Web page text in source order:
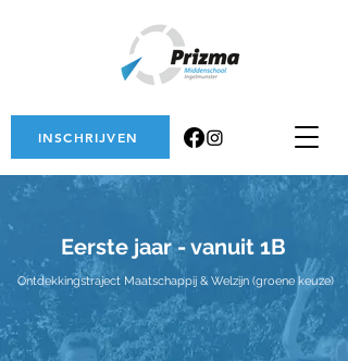
INSCHRIJVEN
Eerste jaar - vanuit 1B
Ontdekkingstraject Maatschappij & Welzijn (groene keuze)